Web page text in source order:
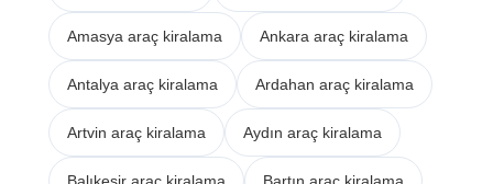
Amasya araç kiralama Ankara araç kiralama
Antalya araç kiralama Ardahan araç kiralama
Artvin araç kiralama Aydın araç kiralama